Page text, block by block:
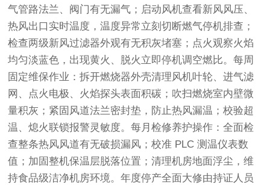
气管路法兰、阀门有无漏气；启动风机查看新风风压、
热风出口实时温度，温度异常立刻切断燃气停机排查；
检查两级新风过滤器外观有无积灰堵塞；点火观察火焰
均匀淡蓝色，出现黄火、脱火立即停机调空燃比。每周
固定维保作业：拆开燃烧器外壳清理风机叶轮、进气滤
网、点火电极、火焰探头表面积碳；吹扫燃烧室内壁微
量积灰；紧固风道法兰密封垫，防止热风漏温；校验超
温、熄火联锁报警灵敏度。每月检修养护操作：全面检
查整条热风风道有无破损漏风；校准 PLC 测温仪表数
值；加固整机保温层脱落位置；清理机房地面浮尘，维
持食品级洁净机房环境。年度停产全面大修由持证人员